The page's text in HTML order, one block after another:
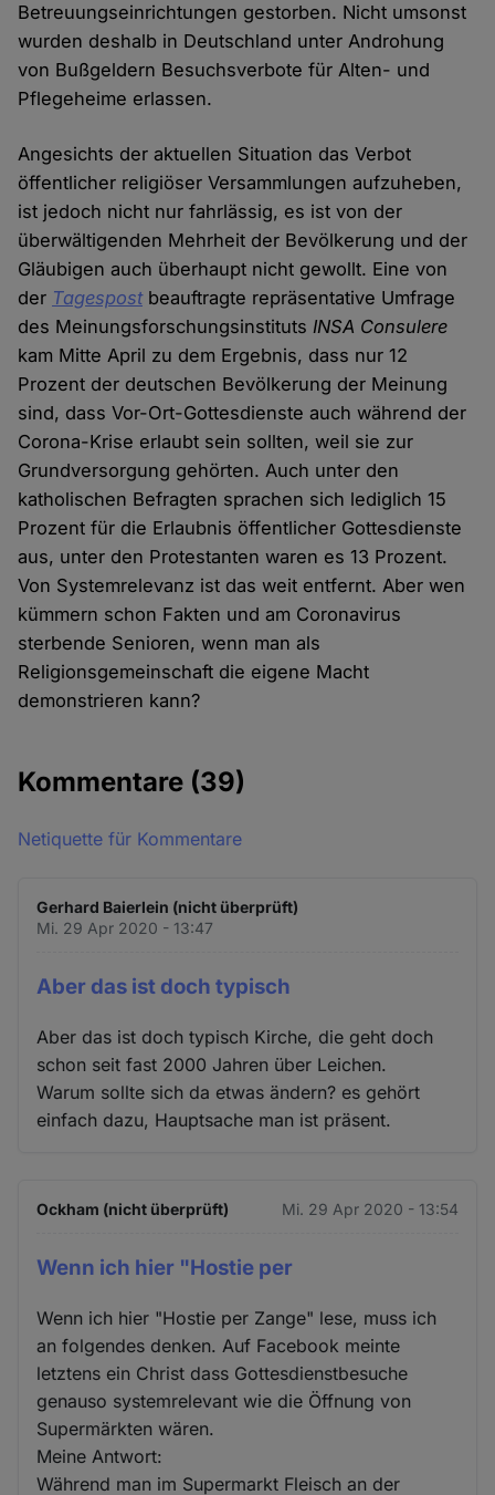
Betreuungseinrichtungen gestorben. Nicht umsonst
wurden deshalb in Deutschland unter Androhung
von Bußgeldern Besuchsverbote für Alten- und
Pflegeheime erlassen.
Angesichts der aktuellen Situation das Verbot
öffentlicher religiöser Versammlungen aufzuheben,
ist jedoch nicht nur fahrlässig, es ist von der
überwältigenden Mehrheit der Bevölkerung und der
Gläubigen auch überhaupt nicht gewollt. Eine von
der Tagespost beauftragte repräsentative Umfrage
des MeinungsforschungsinstitutsINSA Consulere
kam Mitte April zu dem Ergebnis, dass nur 12
Prozent der deutschen Bevölkerung der Meinung
sind, dass Vor-Ort-Gottesdienste auch während der
Corona-Krise erlaubt sein sollten, weil sie zur
Grundversorgung gehörten. Auch unter den
katholischen Befragten sprachen sich lediglich 15
Prozent für die Erlaubnis öffentlicher Gottesdienste
aus, unter den Protestanten waren es 13 Prozent.
Von Systemrelevanz ist das weit entfernt. Aber wen
kümmern schon Fakten und am Coronavirus
sterbende Senioren, wenn man als
Religionsgemeinschaft die eigene Macht
demonstrieren kann?
Kommentare (39)
Netiquette für Kommentare
Gerhard Baierlein (nicht überprüft)
Mi. 29 Apr 2020 - 13:47
Aber das ist doch typisch
Aber das ist doch typisch Kirche, die geht doch
schon seit fast 2000 Jahren über Leichen.
Warum sollte sich da etwas ändern? es gehört
einfach dazu, Hauptsache man ist präsent.
Ockham (nicht überprüft) Mi. 29 Apr 2020 - 13:54
Wenn ich hier "Hostie per
Wenn ich hier "Hostie per Zange" lese, muss ich
an folgendes denken. Auf Facebook meinte
letztens ein Christ dass Gottesdienstbesuche
genauso systemrelevant wie die Öffnung von
Supermärkten wären.
Meine Antwort:
Während man im Supermarkt Fleisch an der